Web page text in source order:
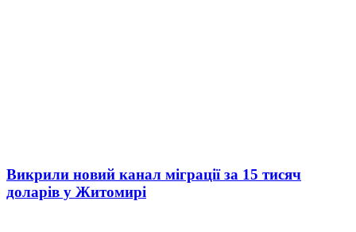
Викрили новий канал міграції за 15 тисяч
доларів у Житомирі